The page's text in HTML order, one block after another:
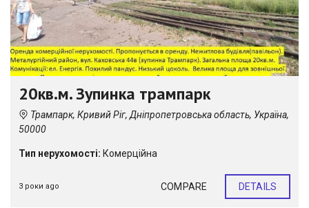
20кв.м. Зупинка трампарк
Трампарк, Кривий Ріг, Дніпропетровська область, Україна,
50000
Тип нерухомості: Комерційна
3 роки ago COMPARE DETAILS